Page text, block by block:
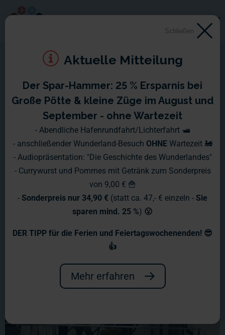
Montag, 18.12. - Sonntag,
24.12.2006
Weihnachten ist schon vorbei und alle bereiten sich auf das
neue Jahr vor. Natürlich ist man fleißig dabei, gute Vorsätze
zu schmieden und das fast vergangene Jahr Revue
passieren zu lassen. In diesem Wochenbericht werden wir
uns allerdings noch nicht mit einem Fazit des vergangen
Jahres beschäftigen, sondern uns wieder mit unserem neuen
Schließen
Aktuelle Mitteilung
Der Spar-Hammer: 25 % Ersparnis bei
Große Pötte & kleine Züge im August und
September - ohne Wartezeit
- Abendliche Hafenrundfahrt/Lichterfahrt 🛥️
- anschließender Wunderland-Besuch OHNE Wartezeit 🚂
- Audiopräsentation: "Die Geschichte des Wunderlandes"
- Currywurst und Pommes mit Getränk zum Sonderpreis
von 9,00 € 🍟
- Sonderpreis nur 34,90 € (statt ca. 47,- € einzeln - Sie
sparen mind. 25 %) 😮
DER TIPP für die Ferien und Feiertagswochenenden! 😎
👍
Mehr erfahren